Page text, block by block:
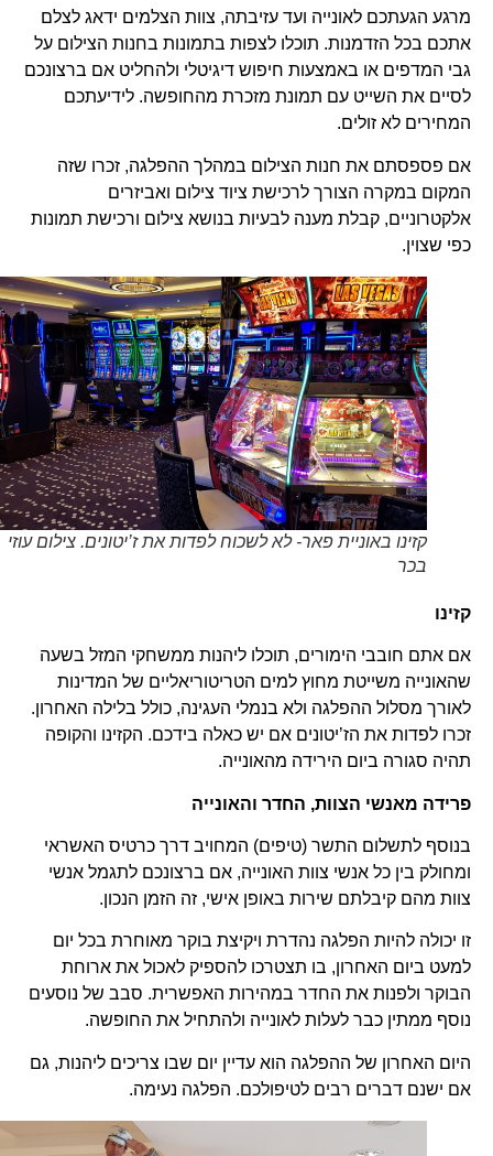
מרגע הגעתכם לאונייה ועד עזיבתה, צוות הצלמים ידאג לצלם
אתכם בכל הזדמנות. תוכלו לצפות בתמונות בחנות הצילום על
גבי המדפים או באמצעות חיפוש דיגיטלי ולהחליט אם ברצונכם
לסיים את השייט עם תמונת מזכרת מהחופשה. לידיעתכם
המחירים לא זולים.
אם פספסתם את חנות הצילום במהלך ההפלגה, זכרו שזה
המקום במקרה הצורך לרכישת ציוד צילום ואביזרים
אלקטרוניים, קבלת מענה לבעיות בנושא צילום ורכישת תמונות
כפי שצוין.
קזינו באוניית פאר- לא לשכוח לפדות את ז’יטונים. צילום עוזי
בכר
קזינו
אם אתם חובבי הימורים, תוכלו ליהנות ממשחקי המזל בשעה
שהאונייה משייטת מחוץ למים הטריטוריאליים של המדינות
לאורך מסלול ההפלגה ולא בנמלי העגינה, כולל בלילה האחרון.
זכרו לפדות את הז’יטונים אם יש כאלה בידכם. הקזינו והקופה
תהיה סגורה ביום הירידה מהאונייה.
פרידה מאנשי הצוות, החדר והאונייה
בנוסף לתשלום התשר (טיפים) המחויב דרך כרטיס האשראי
ומחולק בין כל אנשי צוות האונייה, אם ברצונכם לתגמל אנשי
צוות מהם קיבלתם שירות באופן אישי, זה הזמן הנכון.
זו יכולה להיות הפלגה נהדרת ויקיצת בוקר מאוחרת בכל יום
למעט ביום האחרון, בו תצטרכו להספיק לאכול את ארוחת
הבוקר ולפנות את החדר במהירות האפשרית. סבב של נוסעים
נוסף ממתין כבר לעלות לאונייה ולהתחיל את החופשה.
היום האחרון של ההפלגה הוא עדיין יום שבו צריכים ליהנות, גם
אם ישנם דברים רבים לטיפולכם. הפלגה נעימה.